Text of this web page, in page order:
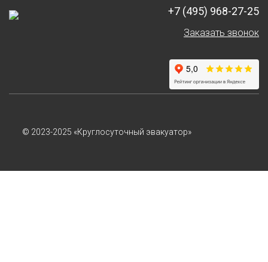
+7 (495) 968-27-25
Заказать звонок
© 2023-2025 «Круглосуточный эвакуатор»